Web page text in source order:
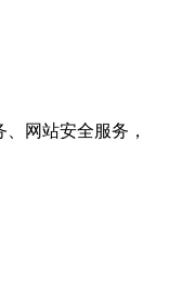
网站安全服务，